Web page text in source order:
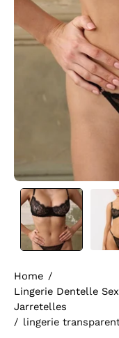
Home /
Lingerie Dentelle
Jarretelles
/ lingerie